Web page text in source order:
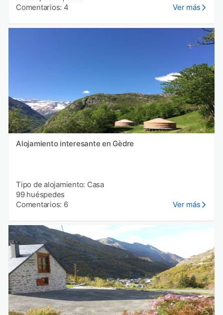
Comentarios: 4
Ver más
Alojamiento interesante en Gèdre
Tipo de alojamiento: Casa
99 huéspedes
Comentarios: 6
Ver más